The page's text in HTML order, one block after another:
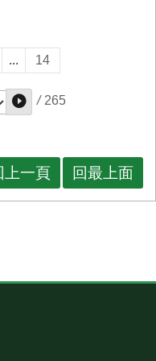
誠摯謝意。市長黃偉
，市府積極處理民眾
災民早日恢復家園。
入，其善行義舉讓台
... 14
/ 265
上一頁 回最上面